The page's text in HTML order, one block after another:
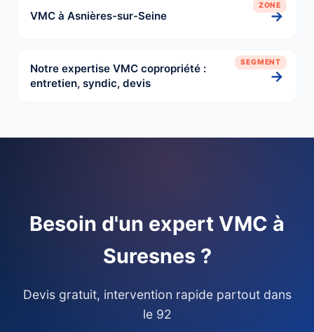
ZONE
VMC à Asnières-sur-Seine →
SEGMENT
Notre expertise VMC copropriété :
entretien, syndic, devis
→
Besoin d'un expert VMC à
Suresnes ?
Devis gratuit, intervention rapide partout dans
le 92